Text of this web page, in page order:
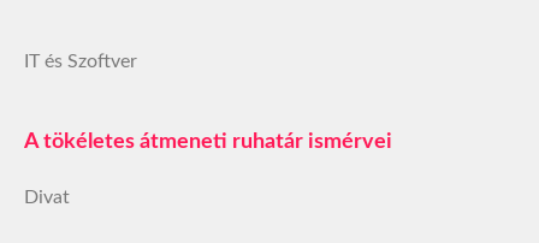
IT és Szoftver
A tökéletes átmeneti ruhatár ismérvei
Divat